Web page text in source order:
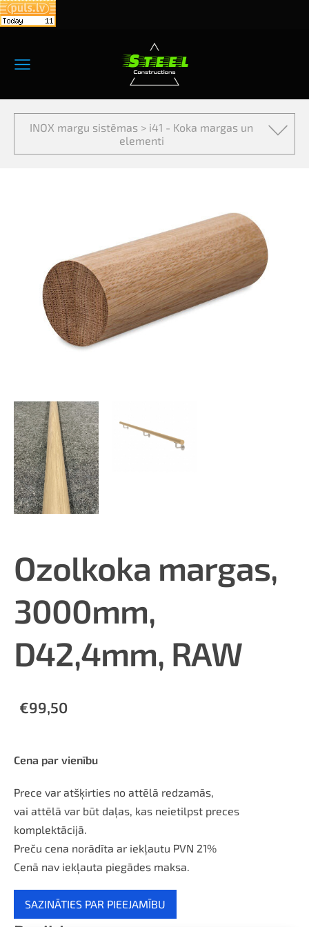
INOX margu sistēmas > i41 - Koka margas un
elementi
Ozolkoka margas,
3000mm,
D42,4mm, RAW
€99,50
Cena par vienību
Prece var atšķirties no attēlā redzamās,
vai attēlā var būt daļas, kas neietilpst preces
komplektācijā.
Preču cena norādīta ar iekļautu PVN 21%
Cenā nav iekļauta piegādes maksa.
SAZINĀTIES PAR PIEEJAMĪBU